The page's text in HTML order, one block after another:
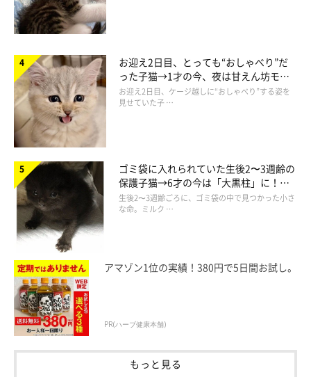
・X（旧ツイッター）：
お迎え2日目、とっても“おしゃべり”だ
った子猫→1才の今、夜は甘えん坊モー
ドになるコに成長！
お迎え2日目、ケージ越しに“おしゃべり”する姿を
見せていた子 …
ゴミ袋に入れられていた生後2〜3週齢の
保護子猫→6才の今は「大黒柱」に！
美しい黒猫に成長した姿にグッとくる
生後2〜3週齢ごろに、ゴミ袋の中で見つかった小さ
な命。ミルク …
アマゾン1位の実績！380円で5日間お試し。
PR(ハーブ健康本舗)
もっと見る